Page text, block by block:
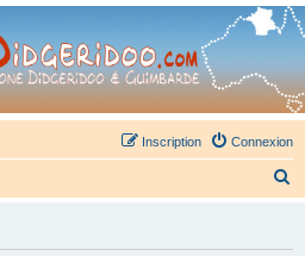
- retrouvez la communauté.
Connexion
Inscription